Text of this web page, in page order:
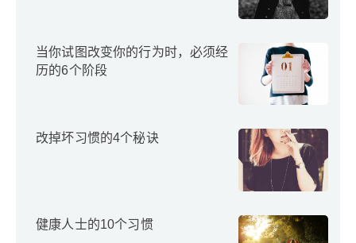
当你试图改变你的行为时，必须经
历的6个阶段
改掉坏习惯的4个秘诀
健康人士的10个习惯